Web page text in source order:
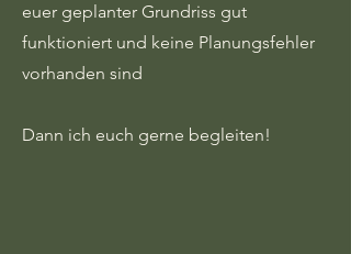
euer geplanter Grundriss gut
funktioniert und keine Planungsfehler
vorhanden sind
Dann ich euch gerne begleiten!